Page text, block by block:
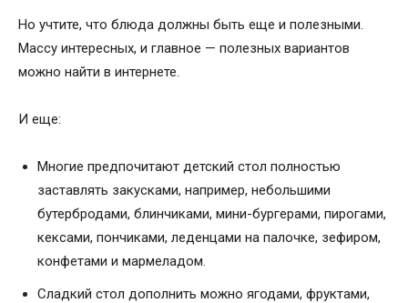
Но учтите, что блюда должны быть еще и полезными.
Массу интересных, и главное — полезных вариантов
можно найти в интернете.
И еще:
Многие предпочитают детский стол полностью
заставлять закусками, например, небольшими
бутербродами, блинчиками, мини-бургерами, пирогами,
кексами, пончиками, леденцами на палочке, зефиром,
конфетами и мармеладом.
Сладкий стол дополнить можно ягодами, фруктами,